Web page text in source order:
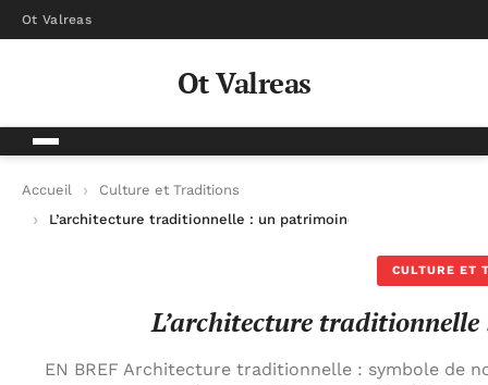
Ot Valreas
Ot Valreas
Accueil
Culture et Traditions
L’architecture traditionnelle : un patrimoine à découvrir
CULTURE ET
L’architecture
EN BREF Architecture traditionnelle : symbole de